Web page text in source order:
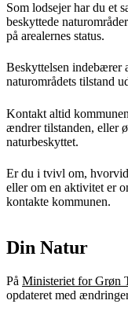
Som lodsejer har du et
beskyttede
på arealernes status.
Beskyttelsen indebærer
naturområdets tilstand
Kontakt altid
ændrer tilstanden, eller
naturbeskyttet.
Er du i tvivl om,
eller om en aktivitet er
kontakte kommunen.
Din Natur
På Ministeriet for Grøn
opdateret med